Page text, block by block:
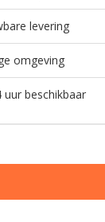
levering
omgeving
uur beschikbaar